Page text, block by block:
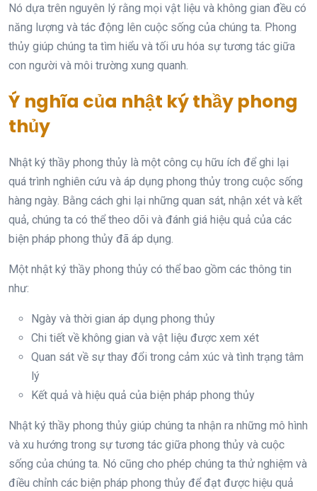
Nó dựa trên nguyên lý rằng mọi vật liệu và không gian đều có
năng lượng và tác động lên cuộc sống của chúng ta. Phong
thủy giúp chúng ta tìm hiểu và tối ưu hóa sự tương tác giữa
con người và môi trường xung quanh.
Ý nghĩa của nhật ký thầy phong
thủy
Nhật ký thầy phong thủy là một công cụ hữu ích để ghi lại
quá trình nghiên cứu và áp dụng phong thủy trong cuộc sống
hàng ngày. Bằng cách ghi lại những quan sát, nhận xét và kết
quả, chúng ta có thể theo dõi và đánh giá hiệu quả của các
biện pháp phong thủy đã áp dụng.
Một nhật ký thầy phong thủy có thể bao gồm các thông tin
như:
Ngày và thời gian áp dụng phong thủy
Chi tiết về không gian và vật liệu được xem xét
Quan sát về sự thay đổi trong cảm xúc và tình trạng tâm
lý
Kết quả và hiệu quả của biện pháp phong thủy
Nhật ký thầy phong thủy giúp chúng ta nhận ra những mô hình
và xu hướng trong sự tương tác giữa phong thủy và cuộc
sống của chúng ta. Nó cũng cho phép chúng ta thử nghiệm và
điều chỉnh các biện pháp phong thủy để đạt được hiệu quả